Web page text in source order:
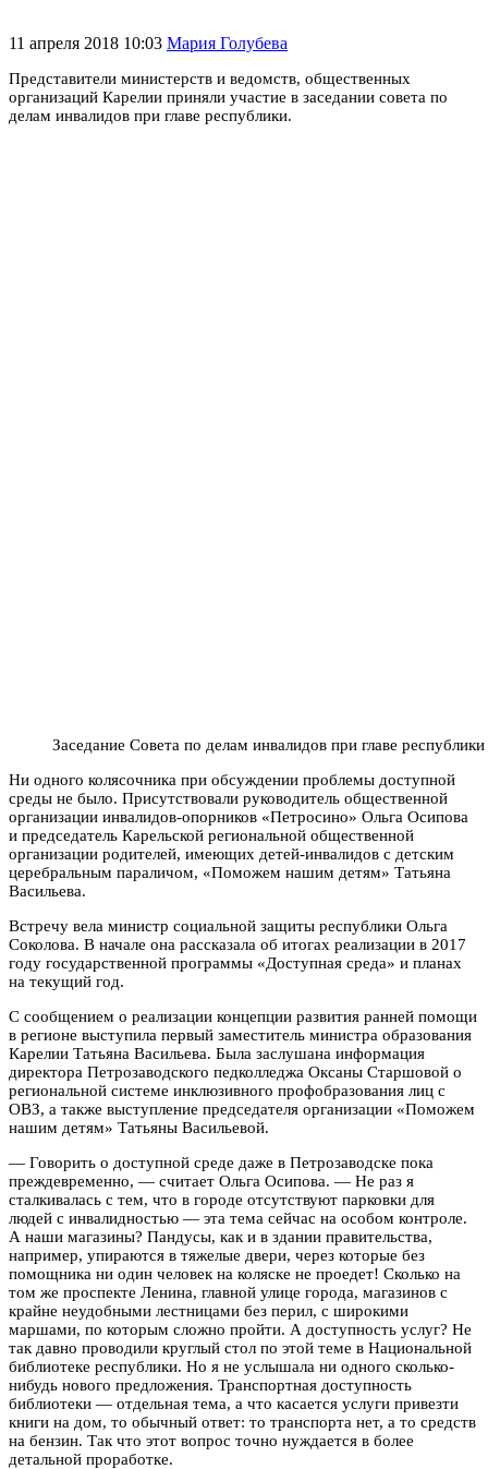
11 апреля 2018 10:03 Мария Голубева
Представители министерств и ведомств, общественных
организаций Карелии приняли участие в заседании совета по
делам инвалидов при главе республики.
Заседание Совета по делам инвалидов при главе республики
Ни одного колясочника при обсуждении проблемы доступной
среды не было. Присутствовали руководитель общественной
организации инвалидов-опорников «Петросино» Ольга Осипова
и председатель Карельской региональной общественной
организации родителей, имеющих детей-инвалидов с детским
церебральным параличом, «Поможем нашим детям» Татьяна
Васильева.
Встречу вела министр социальной защиты республики Ольга
Соколова. В начале она рассказала об итогах реализации в 2017
году государственной программы «Доступная среда» и планах
на текущий год.
С сообщением о реализации концепции развития ранней помощи
в регионе выступила первый заместитель министра образования
Карелии Татьяна Васильева. Была заслушана информация
директора Петрозаводского педколледжа Оксаны Старшовой о
региональной системе инклюзивного профобразования лиц с
ОВЗ, а также выступление председателя организации «Поможем
нашим детям» Татьяны Васильевой.
— Говорить о доступной среде даже в Петрозаводске пока
преждевременно, — считает Ольга Осипова. — Не раз я
сталкивалась с тем, что в городе отсутствуют парковки для
людей с инвалидностью — эта тема сейчас на особом контроле.
А наши магазины? Пандусы, как и в здании правительства,
например, упираются в тяжелые двери, через которые без
помощника ни один человек на коляске не проедет! Сколько на
том же проспекте Ленина, главной улице города, магазинов с
крайне неудобными лестницами без перил, с широкими
маршами, по которым сложно пройти. А доступность услуг? Не
так давно проводили круглый стол по этой теме в Национальной
библиотеке республики. Но я не услышала ни одного сколько-
нибудь нового предложения. Транспортная доступность
библиотеки — отдельная тема, а что касается услуги привезти
книги на дом, то обычный ответ: то транспорта нет, а то средств
на бензин. Так что этот вопрос точно нуждается в более
детальной проработке.